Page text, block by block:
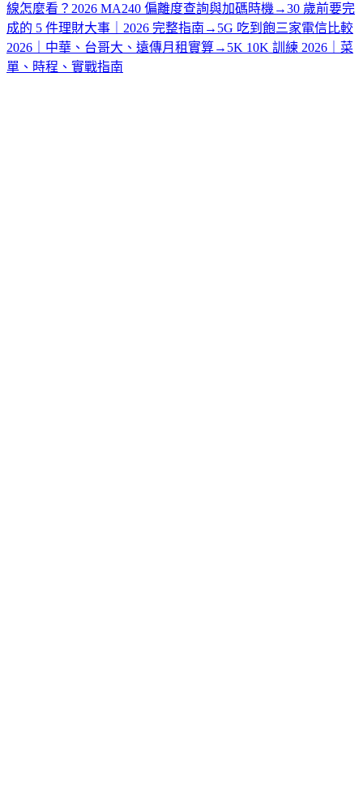
線怎麼看？2026 MA240 偏離度查詢與加碼時機 →30 歲前要完
成的 5 件理財大事｜2026 完整指南 → 5G 吃到飽三家電信比較
2026｜中華、台哥大、遠傳月租實算→ 5K 10K 訓練 2026｜菜
單、時程、實戰指南